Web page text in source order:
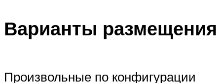
Варианты размещения
Произвольные по конфигурации